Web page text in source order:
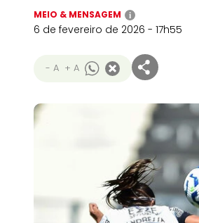
MEIO & MENSAGEM i
6 de fevereiro de 2026 - 17h55
- A + A